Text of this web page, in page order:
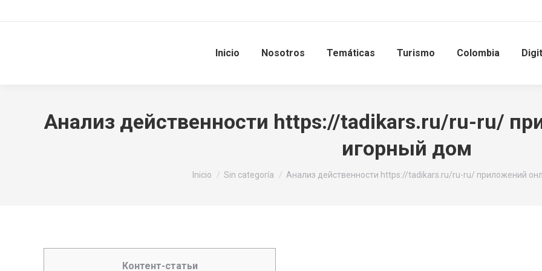
Inicio Nosotros Temáticas Turismo Colombia
Анализ действенности https://tadikars.ru/ru-ru/
игорный дом
Estás aquí:
Inicio Sin categoría Анализ действенности https://tadikars.ru/ru-ru/ приложений
Контент-статьи